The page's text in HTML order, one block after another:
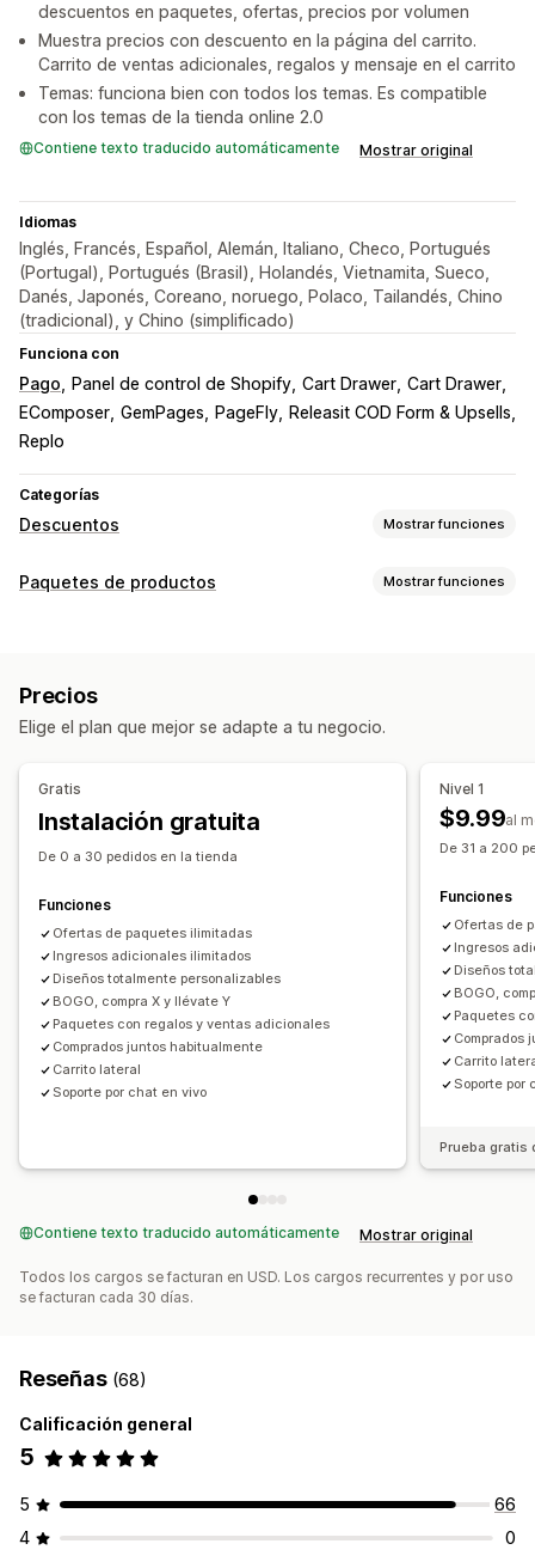
descuentos en paquetes, ofertas, precios por volumen
Muestra precios con descuento en la página del carrito.
Carrito de ventas adicionales, regalos y mensaje en el carrito
Temas: funciona bien con todos los temas. Es compatible
con los temas de la tienda online 2.0
Contiene texto traducido automáticamente Mostrar original
Idiomas
Inglés, Francés, Español, Alemán, Italiano, Checo, Portugués
(Portugal), Portugués (Brasil), Holandés, Vietnamita, Sueco,
Danés, Japonés, Coreano, noruego, Polaco, Tailandés, Chino
(tradicional), y Chino (simplificado)
Funciona con
Pago Panel de control de Shopify Cart Drawer Cart Drawer
EComposer GemPages PageFly
Releasit COD Form & Upsells
Replo
Categorías
Descuentos Mostrar funciones
Tipos de descuentos
Descuentos porcentuales
Precios de mayorista
Envío gratis
Tarifas de envío
Descuentos por venta adicional
Precios dinámicos
Descuentos personalizados
Plantillas Edición masiva
Activadores y reglas
Descuentos por pila
Automatizaciones Informes y estadísticas API y webhook
Paquetes de productos Mostrar funciones
Paquetes de opciones infinitas
Cajas para regalos Paquetes mayoristas
Compras conjuntas frecuentes
Productos relacionados
Productos digitales Productos físicos
Paquetes personalizados
Precios que puedes fijar
Precios fijos Precios por niveles
Descuentos por cantidad
Descuentos
Descuentos por volumen
Descuentos globales
Descuentos porcentuales
Descuentos en el carrito Envío gratis
Precios al por mayor Precios de mayorista
Precios dinámicos Personalizar precios
Precios
Elige el plan que mejor se adapte a tu negocio.
Gratis
Instalación gratuita
De 0 a 30 pedidos en la tienda
Funciones
Ofertas de paquetes ilimitadas
Ingresos adicionales ilimitados
Diseños totalmente personalizables
BOGO, compra X y llévate Y
Paquetes con regalos y ventas adicionales
Comprados juntos habitualmente
Carrito lateral
Soporte por chat en vivo
Nivel 1
$9.99al
De 31 a 200
Funciones
Ofertas de
Ingresos
Diseños
BOGO,
Paquetes
Comprados
Carrito
Soporte por
Prueba gratis
Contiene texto traducido automáticamente Mostrar original
Todos los cargos se facturan en USD. Los cargos recurrentes y por uso
se facturan cada 30 días.
Reseñas (68)
Calificación general
5
5
66
4
0